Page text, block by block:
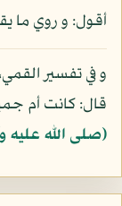
أقول: و روي ما
و في تفسير
قال: كانت أم
(صلى الله عليه